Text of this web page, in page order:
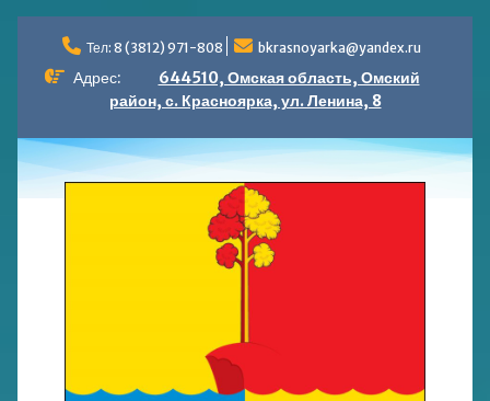
содержимому
Тел: 8 (3812) 971-808 bkrasnoyarka@yandex.ru
Адрес:
644510, Омская область, Омский
район, с. Красноярка, ул. Ленина, 8